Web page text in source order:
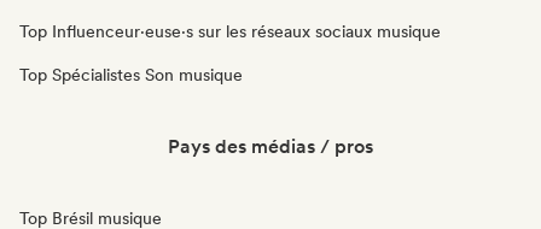
Top Influenceur·euse·s sur les réseaux sociaux musique
Top Spécialistes Son musique
Pays des médias / pros
Top Brésil musique